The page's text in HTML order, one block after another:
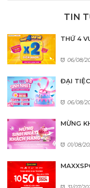
TIN
THỨ 4
06/08/
ĐẠI
06/08/
MỪNG
01/08/